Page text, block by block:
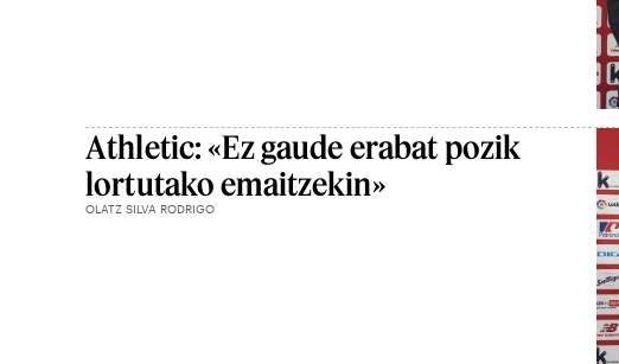
Athletic: «Ez gaude erabat pozik
lortutako emaitzekin»
OLATZ SILVA RODRIGO